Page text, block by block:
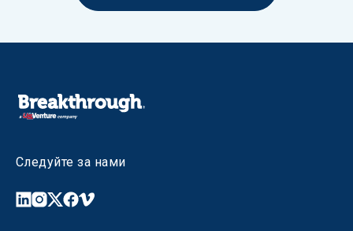
Следуйте за нами